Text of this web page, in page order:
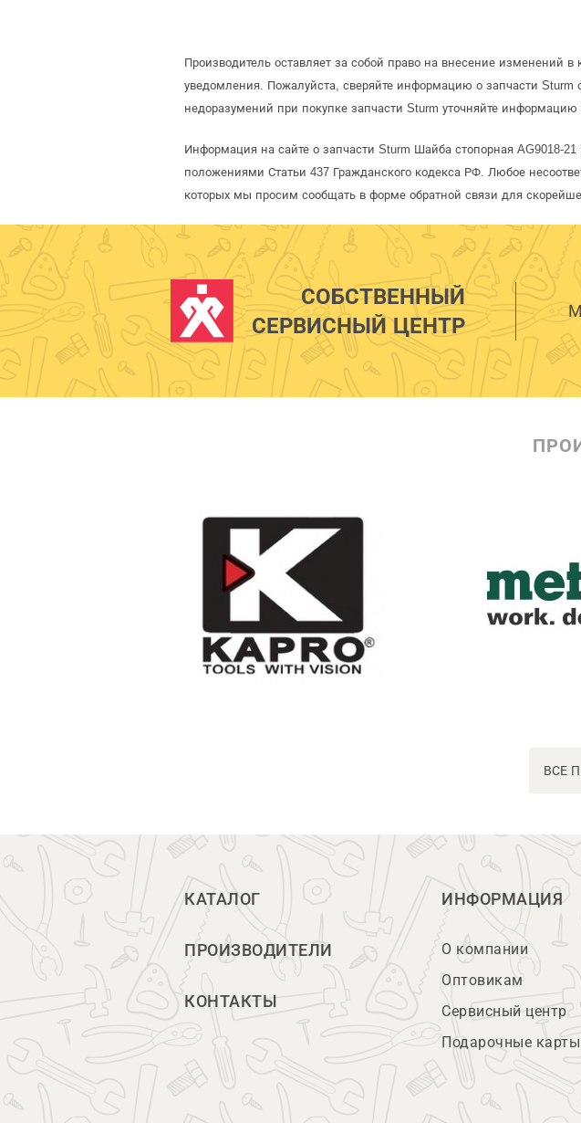
Производитель оставляет за собой право на внесение изменений
уведомления. Пожалуйста, сверяйте информацию о запчасти
недоразумений при покупке запчасти Sturm уточняйте информацию
Информация на сайте о запчасти Sturm Шайба стопорная AG9018-
положениями Статьи 437 Гражданского кодекса РФ. Любое
которых мы просим сообщать в форме обратной связи для
СОБСТВЕННЫЙ
СЕРВИСНЫЙ ЦЕНТР
ВСЕ
КАТАЛОГ
ПРОИЗВОДИТЕЛИ
КОНТАКТЫ
ИНФОРМАЦИЯ
О компании
Оптовикам
Сервисный центр
Подарочные карты